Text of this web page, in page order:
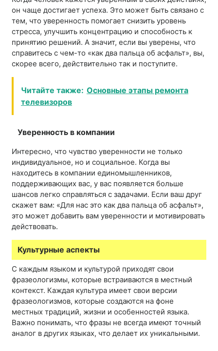
он чаще достигает успеха. Это может быть связано с
тем, что уверенность помогает снизить уровень
стресса, улучшить концентрацию и способность к
принятию решений. А значит, если вы уверены, что
справитесь с чем-то «как два пальца об асфальт», вы,
скорее всего, действительно так и поступите.
Читайте также: Основные этапы ремонта
телевизоров
Уверенность в компании
Интересно, что чувство уверенности не только
индивидуальное, но и социальное. Когда вы
находитесь в компании единомышленников,
поддерживающих вас, у вас появляется больше
шансов легко справляться с задачами. Если ваш друг
скажет вам: «Для нас это как два пальца об асфальт»,
это может добавить вам уверенности и мотивировать
действовать.
Культурные аспекты
С каждым языком и культурой приходят свои
фразеологизмы, которые встраиваются в местный
контекст. Каждая культура имеет свои версии
фразеологизмов, которые создаются на фоне
местных традиций, жизни и особенностей языка.
Важно понимать, что фразы не всегда имеют точный
аналог в других языках, что делает их уникальными.